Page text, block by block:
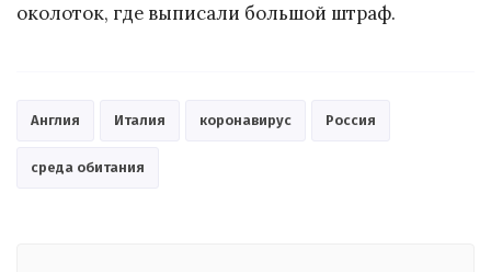
околоток, где выписали большой штраф.
Англия Италия коронавирус Россия
среда обитания